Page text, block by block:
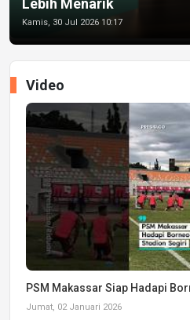
Kamis, 30 Jul 2026 10:17
Video
PSM Makassar Siap Hadapi
Jumat, 02 Januari 2026